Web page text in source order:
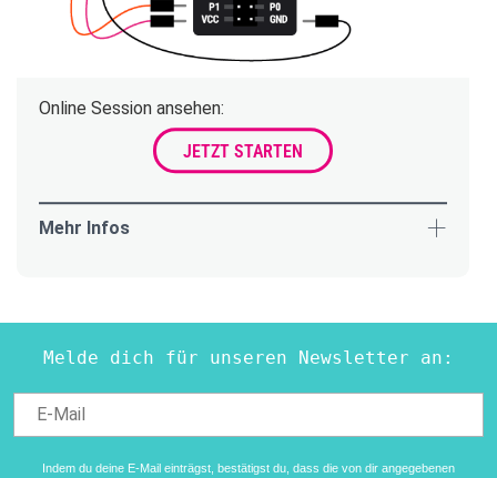
Online Session ansehen:
JETZT STARTEN
Mehr Infos
Melde dich für unseren Newsletter an:
Indem du deine E-Mail einträgst, bestätigst du, dass die von dir angegebenen